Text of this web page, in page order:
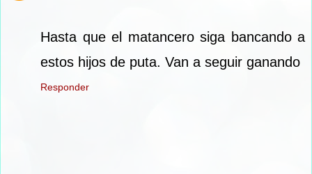
Hasta que el matancero siga bancando a
estos hijos de puta. Van a seguir ganando
Responder